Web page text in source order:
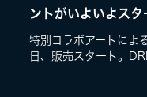
ントがいよいよスタ
特別コラボアートによ
日、販売スタート。